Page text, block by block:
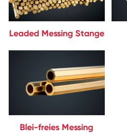
Leaded Messing Stange
Blei-freies Messing